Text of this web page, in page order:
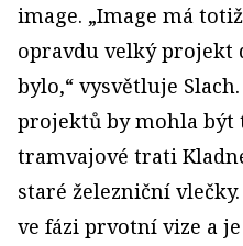
image. „Image má
opravdu velký projekt
bylo,“ vysvětluje
projektů by mohla být
tramvajové trati
staré železniční
ve fázi prvotní vize a